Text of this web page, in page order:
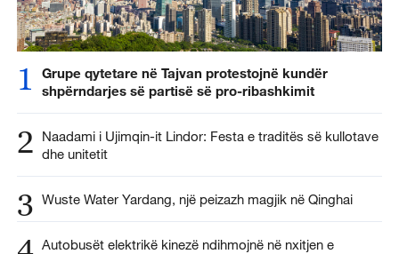
1
Grupe qytetare në Tajvan protestojnë kundër
shpërndarjes së partisë së pro-ribashkimit
2
Naadami i Ujimqin-it Lindor: Festa e traditës së kullotave
dhe unitetit
3 Wuste Water Yardang, një peizazh magjik në Qinghai
Autobusët elektrikë kinezë ndihmojnë në nxitjen e